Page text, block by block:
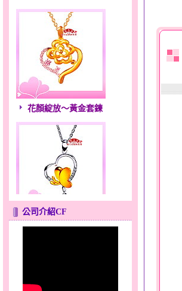
花顏綻放～黃金套鍊
心之舞～金銀鋼套鍊
公司介紹CF